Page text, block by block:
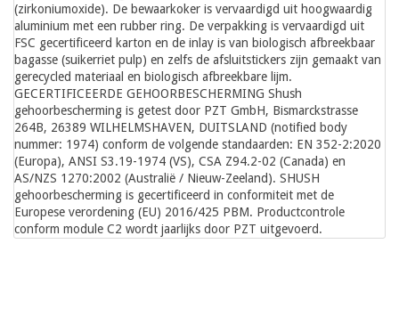
(zirkoniumoxide). De bewaarkoker is vervaardigd uit hoogwaardig
aluminium met een rubber ring. De verpakking is vervaardigd uit
FSC gecertificeerd karton en de inlay is van biologisch afbreekbaar
bagasse (suikerriet pulp) en zelfs de afsluitstickers zijn gemaakt van
gerecycled materiaal en biologisch afbreekbare lijm.
GECERTIFICEERDE GEHOORBESCHERMING Shush
gehoorbescherming is getest door PZT GmbH, Bismarckstrasse
264B, 26389 WILHELMSHAVEN, DUITSLAND (notified body
nummer: 1974) conform de volgende standaarden: EN 352-2:2020
(Europa), ANSI S3.19-1974 (VS), CSA Z94.2-02 (Canada) en
AS/NZS 1270:2002 (Australië / Nieuw-Zeeland). SHUSH
gehoorbescherming is gecertificeerd in conformiteit met de
Europese verordening (EU) 2016/425 PBM. Productcontrole
conform module C2 wordt jaarlijks door PZT uitgevoerd.